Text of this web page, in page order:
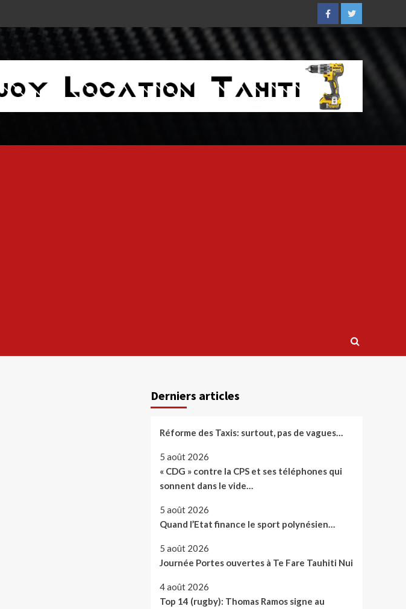
FacebookTwitter
Derniers articles
Réforme des Taxis: surtout, pas de vagues…
5 août 2026
« CDG » contre la CPS et ses téléphones qui
sonnent dans le vide…
5 août 2026
Quand l’Etat finance le sport polynésien…
5 août 2026
Journée Portes ouvertes à Te Fare Tauhiti Nui
4 août 2026
Top 14 (rugby): Thomas Ramos signe au